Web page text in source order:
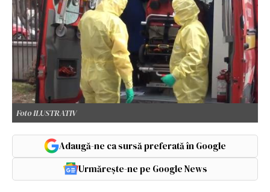
Foto ILUSTRATIV
Adaugă-ne ca sursă preferată în Google
Urmărește-ne pe Google News